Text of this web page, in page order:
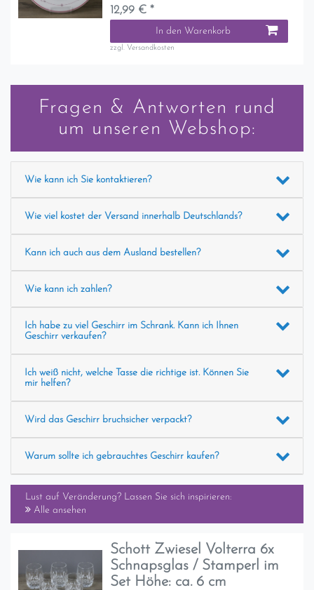
12,99 € *
In den Warenkorb
zzgl. Versandkosten
Fragen & Antworten rund
um unseren Webshop:
Wie kann ich Sie kontaktieren?
Wie viel kostet der Versand innerhalb Deutschlands?
Kann ich auch aus dem Ausland bestellen?
Wie kann ich zahlen?
Ich habe zu viel Geschirr im Schrank. Kann ich Ihnen
Geschirr verkaufen?
Ich weiß nicht, welche Tasse die richtige ist. Können Sie
mir helfen?
Wird das Geschirr bruchsicher verpackt?
Warum sollte ich gebrauchtes Geschirr kaufen?
Lust auf Veränderung? Lassen Sie sich inspirieren:
Alle ansehen
Schott Zwiesel Volterra 6x
Schnapsglas / Stamperl im
Set Höhe: ca. 6 cm